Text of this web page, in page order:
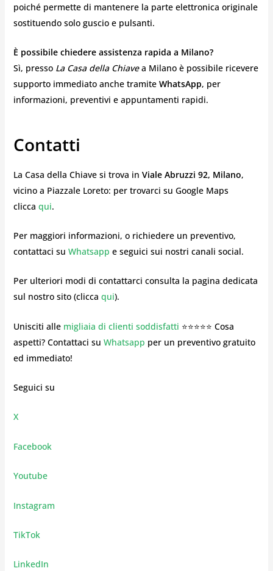
poiché permette di mantenere la parte elettronica originale
sostituendo solo guscio e pulsanti.
È possibile chiedere assistenza rapida a Milano?
Sì, presso La Casa della Chiavea Milano è possibile ricevere
supporto immediato anche tramite WhatsApp, per
informazioni, preventivi e appuntamenti rapidi.
Contatti
La Casa della Chiave si trova in Viale Abruzzi 92, Milano,
vicino a Piazzale Loreto: per trovarci su Google Maps
clicca qui.
Per maggiori informazioni, o richiedere un preventivo,
contattaci su Whatsapp e seguici sui nostri canali social.
Per ulteriori modi di contattarci consulta la pagina dedicata
sul nostro sito (clicca qui).
Unisciti alle migliaia di clienti soddisfatti ⭐⭐⭐⭐⭐ Cosa
aspetti? Contattaci su Whatsapp per un preventivo gratuito
ed immediato!
Seguici su
X
Facebook
Youtube
Instagram
TikTok
LinkedIn